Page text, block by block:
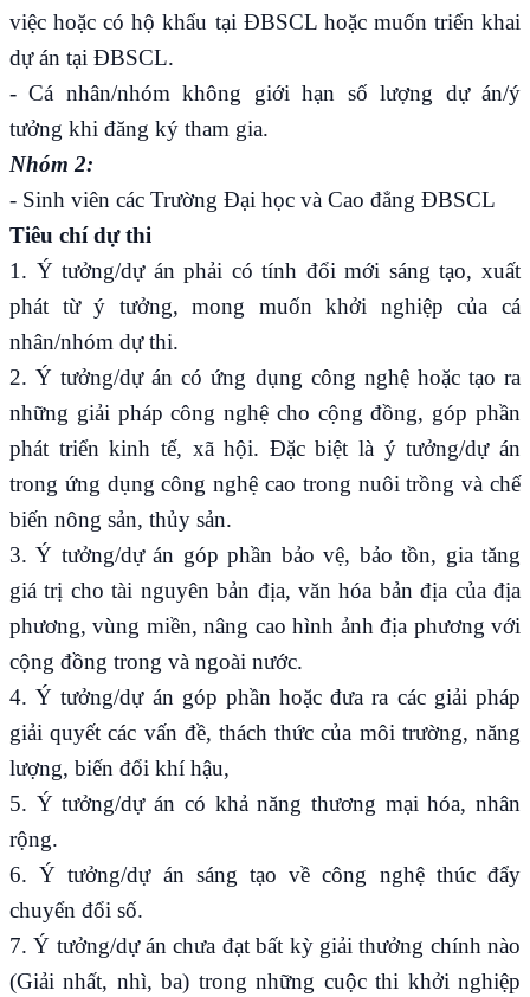
việc hoặc có hộ khẩu tại ĐBSCL hoặc muốn triển khai
dự án tại ĐBSCL.
- Cá nhân/nhóm không giới hạn số lượng dự án/ý
tưởng khi đăng ký tham gia.
Nhóm 2:
- Sinh viên các Trường Đại học và Cao đẳng ĐBSCL
Tiêu chí dự thi
1. Ý tưởng/dự án phải có tính đổi mới sáng tạo, xuất
phát từ ý tưởng, mong muốn khởi nghiệp của cá
nhân/nhóm dự thi.
2. Ý tưởng/dự án có ứng dụng công nghệ hoặc tạo ra
những giải pháp công nghệ cho cộng đồng, góp phần
phát triển kinh tế, xã hội. Đặc biệt là ý tưởng/dự án
trong ứng dụng công nghệ cao trong nuôi trồng và chế
biến nông sản, thủy sản.
3. Ý tưởng/dự án góp phần bảo vệ, bảo tồn, gia tăng
giá trị cho tài nguyên bản địa, văn hóa bản địa của địa
phương, vùng miền, nâng cao hình ảnh địa phương với
cộng đồng trong và ngoài nước.
4. Ý tưởng/dự án góp phần hoặc đưa ra các giải pháp
giải quyết các vấn đề, thách thức của môi trường, năng
lượng, biến đổi khí hậu,
5. Ý tưởng/dự án có khả năng thương mại hóa, nhân
rộng.
6. Ý tưởng/dự án sáng tạo về công nghệ thúc đẩy
chuyển đổi số.
7. Ý tưởng/dự án chưa đạt bất kỳ giải thưởng chính nào
(Giải nhất, nhì, ba) trong những cuộc thi khởi nghiệp